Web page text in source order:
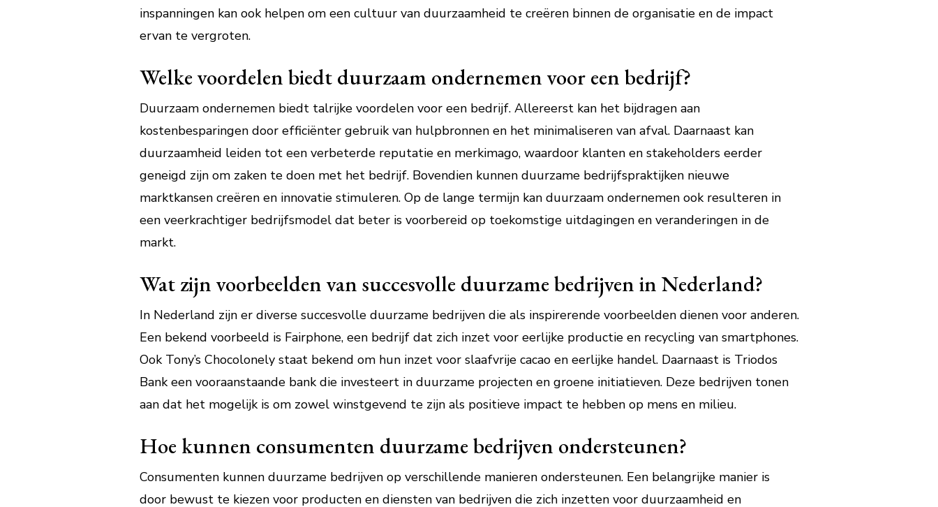
inspanningen kan ook helpen om een cultuur van duurzaamheid te creëren binnen de organisatie en de impact
ervan te vergroten.
Welke voordelen biedt duurzaam ondernemen voor een bedrijf?
Duurzaam ondernemen biedt talrijke voordelen voor een bedrijf. Allereerst kan het bijdragen aan
kostenbesparingen door efficiënter gebruik van hulpbronnen en het minimaliseren van afval. Daarnaast kan
duurzaamheid leiden tot een verbeterde reputatie en merkimago, waardoor klanten en stakeholders eerder
geneigd zijn om zaken te doen met het bedrijf. Bovendien kunnen duurzame bedrijfspraktijken nieuwe
marktkansen creëren en innovatie stimuleren. Op de lange termijn kan duurzaam ondernemen ook resulteren in
een veerkrachtiger bedrijfsmodel dat beter is voorbereid op toekomstige uitdagingen en veranderingen in de
markt.
Wat zijn voorbeelden van succesvolle duurzame bedrijven in Nederland?
In Nederland zijn er diverse succesvolle duurzame bedrijven die als inspirerende voorbeelden dienen voor anderen.
Een bekend voorbeeld is Fairphone, een bedrijf dat zich inzet voor eerlijke productie en recycling van smartphones.
Ook Tony’s Chocolonely staat bekend om hun inzet voor slaafvrije cacao en eerlijke handel. Daarnaast is Triodos
Bank een vooraanstaande bank die investeert in duurzame projecten en groene initiatieven. Deze bedrijven tonen
aan dat het mogelijk is om zowel winstgevend te zijn als positieve impact te hebben op mens en milieu.
Hoe kunnen consumenten duurzame bedrijven ondersteunen?
Consumenten kunnen duurzame bedrijven op verschillende manieren ondersteunen. Een belangrijke manier is
door bewust te kiezen voor producten en diensten van bedrijven die zich inzetten voor duurzaamheid en